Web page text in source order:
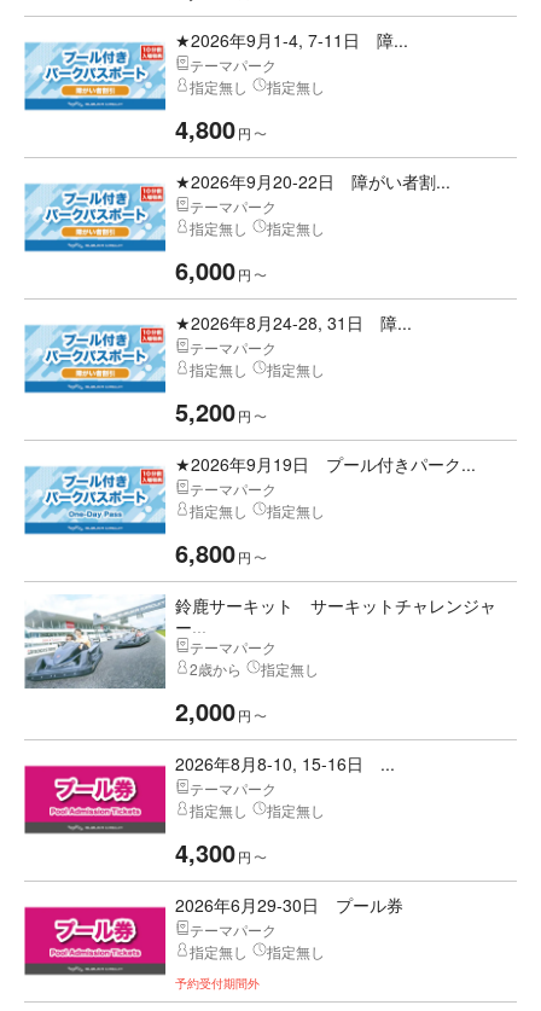
★2026年9月1-4, 7-11日 障...
テーマパーク
指定無し
指定無し
4,800円 〜
★2026年9月20-22日 障がい者割...
テーマパーク
指定無し
指定無し
6,000円 〜
★2026年8月24-28, 31日 障...
テーマパーク
指定無し
指定無し
5,200円 〜
★2026年9月19日 プール付きパーク...
テーマパーク
指定無し
指定無し
6,800円 〜
鈴鹿サーキット サーキットチャレンジャ
ー...
テーマパーク
2歳から
指定無し
2,000円 〜
2026年8月8-10, 15-16日 ...
テーマパーク
指定無し
指定無し
4,300円 〜
2026年6月29-30日 プール券
テーマパーク
指定無し
指定無し
予約受付期間外